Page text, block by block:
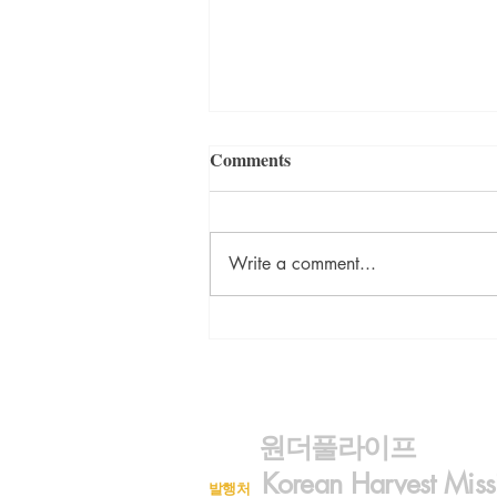
Comments
Write a comment...
원더풀라이프
발행처 Korean Harvest